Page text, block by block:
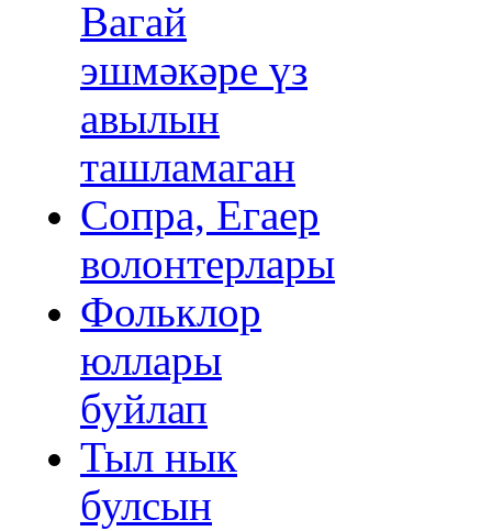
Вагай
эшмәкәре үз
авылын
ташламаган
Сопра, Егаер
волонтерлары
Фольклор
юллары
буйлап
Тыл нык
булсын